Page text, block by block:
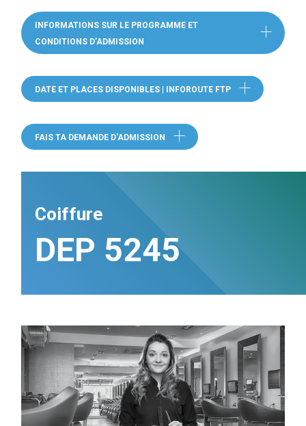
INFORMATIONS SUR LE PROGRAMME ET
CONDITIONS D’ADMISSION (CE LIEN OUVRE DANS UNE NOUVELLE
DATE ET PLACES DISPONIBLES | INFOROUTE FTP (CE LIEN OUVRE
FAIS TA DEMANDE D'ADMISSION
Coiffure
DEP 5245